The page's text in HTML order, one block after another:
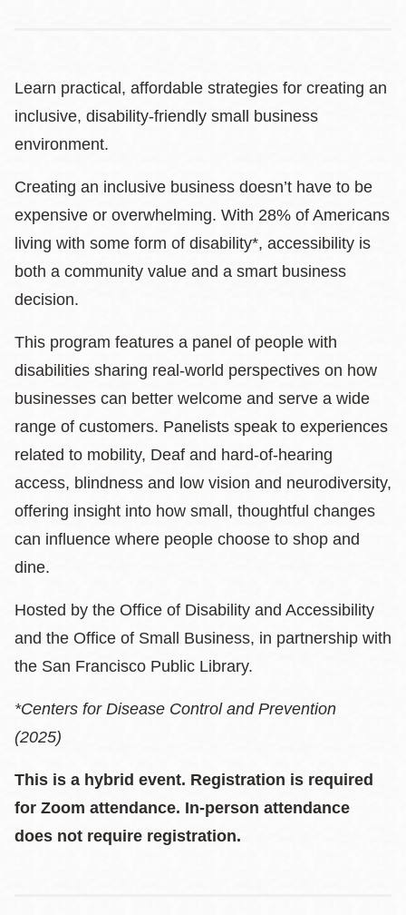
Learn practical, affordable strategies for creating an
inclusive, disability-friendly small business
environment.
Creating an inclusive business doesn’t have to be
expensive or overwhelming. With 28% of Americans
living with some form of disability*, accessibility is
both a community value and a smart business
decision.
This program features a panel of people with
disabilities sharing real-world perspectives on how
businesses can better welcome and serve a wide
range of customers. Panelists speak to experiences
related to mobility, Deaf and hard-of-hearing
access, blindness and low vision and neurodiversity,
offering insight into how small, thoughtful changes
can influence where people choose to shop and
dine.
Hosted by the Office of Disability and Accessibility
and the Office of Small Business, in partnership with
the San Francisco Public Library.
*Centers for Disease Control and Prevention
(2025)
This is a hybrid event. Registration is required
for Zoom attendance. In-person attendance
does not require registration.